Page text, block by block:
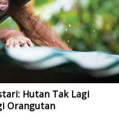
Hutan Tak Lagi
Orangutan